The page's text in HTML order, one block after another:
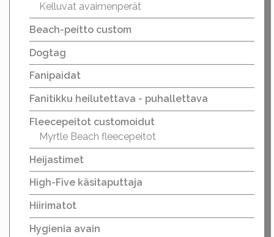
Kelluvat avaimenperät
Beach-peitto custom
Dogtag
Fanipaidat
Fanitikku heilutettava - puhallettava
Fleecepeitot customoidut
Myrtle Beach fleecepeitot
Heijastimet
High-Five käsitaputtaja
Hiirimatot
Hygienia avain